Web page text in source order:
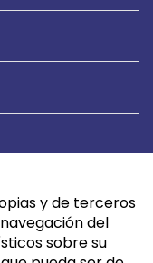
y de terceros
del
sobre su